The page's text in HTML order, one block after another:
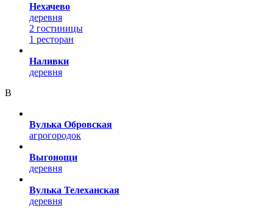
Нехачево
деревня
2 гостиницы
1 ресторан
Наливки
деревня
В
Вулька Обровская
агрогородок
Выгонощи
деревня
Вулька Телеханская
деревня